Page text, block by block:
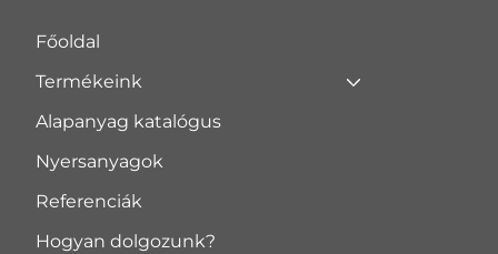
Főoldal
Termékeink
Alapanyag katalógus
Nyersanyagok
Referenciák
Hogyan dolgozunk?